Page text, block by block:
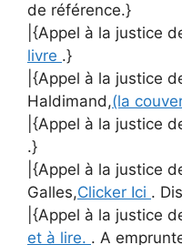
de référence.}
|{Appel à la justice
livre .}
|{Appel à la justice
Haldimand,(la
|{Appel à la justice
.}
|{Appel à la justice
Galles,Clicker Ici .
|{Appel à la justice
et à lire. . A